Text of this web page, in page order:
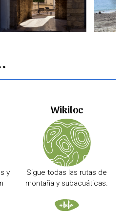
y
Wikiloc
Sigue todas las rutas de
montaña y subacuáticas.